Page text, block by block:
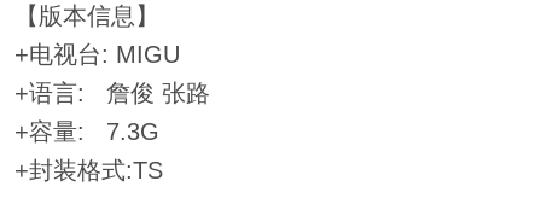
【版本信息】
+电视台: MIGU
+语言: 詹俊 张路
+容量: 7.3G
+封装格式:TS